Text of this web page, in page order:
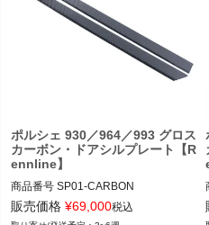
ポルシェ 930／964／993 グロス
カーボン・ドアシルプレート【R
ennline】
商品番号 SP01-CARBON
SP01 CARBON
販売価格 ¥69,000税込